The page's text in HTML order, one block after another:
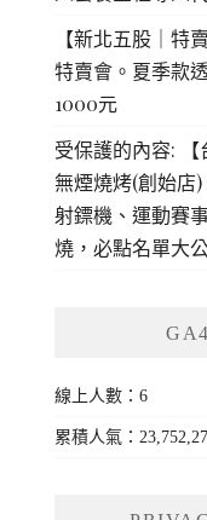
【新北五股｜特
特賣會。夏季款
1000元
受保護的內容:
無煙燒烤(創始店
射鏢機、運動賽
燒，必點名單大
線上人數：6
累積人氣：